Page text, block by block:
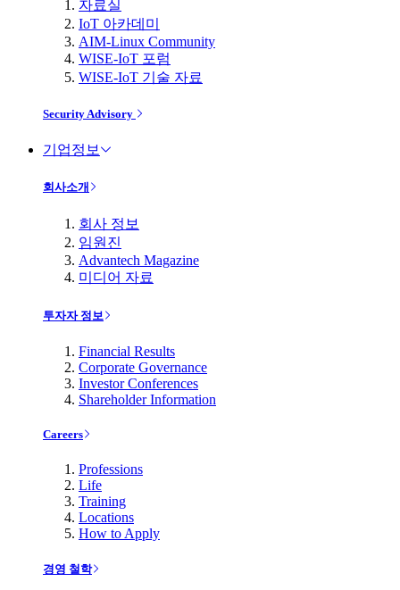
자료실
IoT 아카데미
AIM-Linux Community
WISE-IoT 포럼
WISE-IoT 기술 자료
Security Advisory
기업정보
회사소개
회사 정보
임원진
Advantech Magazine
미디어 자료
투자자 정보
Financial Results
Corporate Governance
Investor Conferences
Shareholder Information
Careers
Professions
Life
Training
Locations
How to Apply
경영 철학